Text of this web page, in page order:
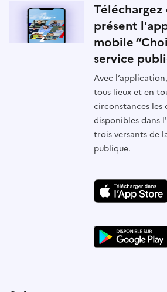
Téléchargez
présent
mobile
service
Avec
tous lieux et en
circonstances les
disponibles dans
trois versants de
publique.